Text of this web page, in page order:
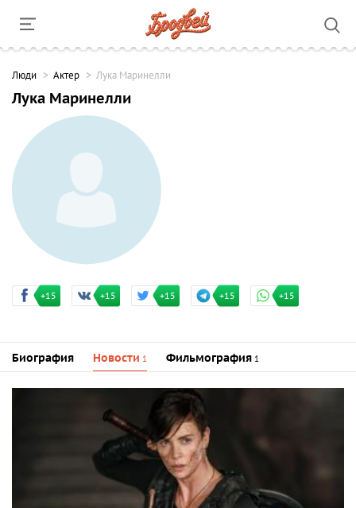
Люди Актер Лука Маринелли
Лука Маринелли
+15 +15 +15 +15 +15
Биография Новости 1 Фильмография 1